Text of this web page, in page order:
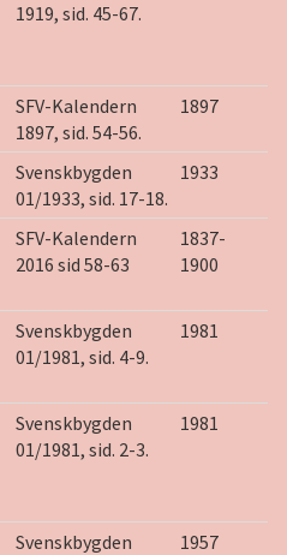
1919, sid. 45-67.
SFV-Kalendern
1897, sid. 54-56.
1897
Svenskbygden
01/1933, sid. 17-18.
1933
SFV-Kalendern
2016 sid 58-63
1837-
1900
Svenskbygden
01/1981, sid. 4-9.
1981
Svenskbygden
01/1981, sid. 2-3.
1981
Svenskbygden
1957